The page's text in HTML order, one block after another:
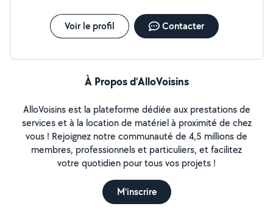
Voir le profil Contacter
À Propos d’AlloVoisins
AlloVoisins est la plateforme dédiée aux prestations de
services et à la location de matériel à proximité de chez
vous ! Rejoignez notre communauté de 4,5 millions de
membres, professionnels et particuliers, et facilitez
votre quotidien pour tous vos projets !
M'inscrire